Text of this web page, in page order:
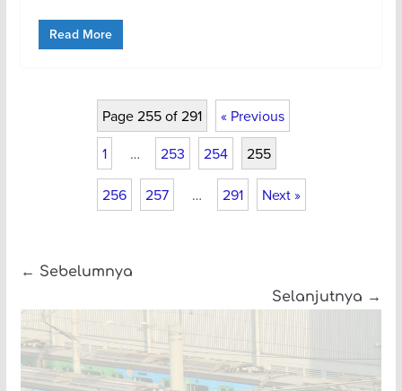
Read More
Page 255 of 291
« Previous
1
… 253 254 255
256 257 … 291 Next »
← Sebelumnya
Selanjutnya →